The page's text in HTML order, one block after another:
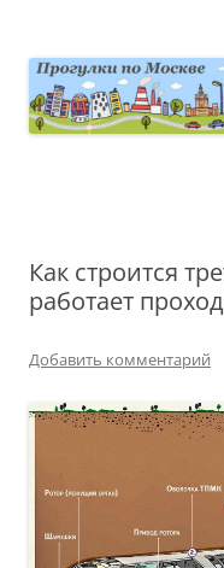
Как строится
работает
Добавить комментарий